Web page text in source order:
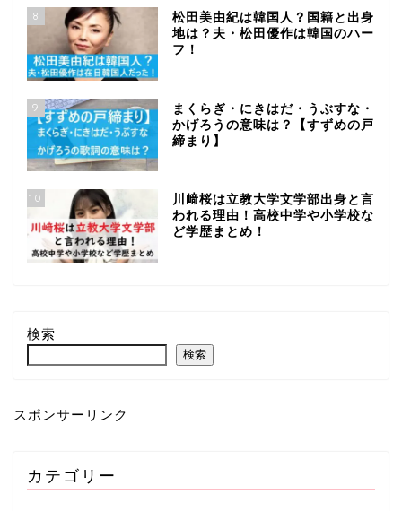
8
松田美由紀は韓国人？国籍と出身
地は？夫・松田優作は韓国のハー
フ！
9
まくらぎ・にきはだ・うぶすな・
かげろうの意味は？【すずめの戸
締まり】
10
川﨑桜は立教大学文学部出身と言
われる理由！高校中学や小学校な
ど学歴まとめ！
検索
検索
スポンサーリンク
カテゴリー